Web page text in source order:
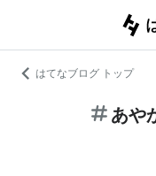
はてなブログ トップ
あや